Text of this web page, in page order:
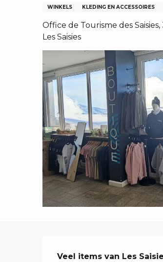
GROEPEN, ONDERNEMINGSRADEN
WINKELS KLEDING EN ACCESSOIRES
Office de Tourisme des
Les Saisies
Veel items van Les